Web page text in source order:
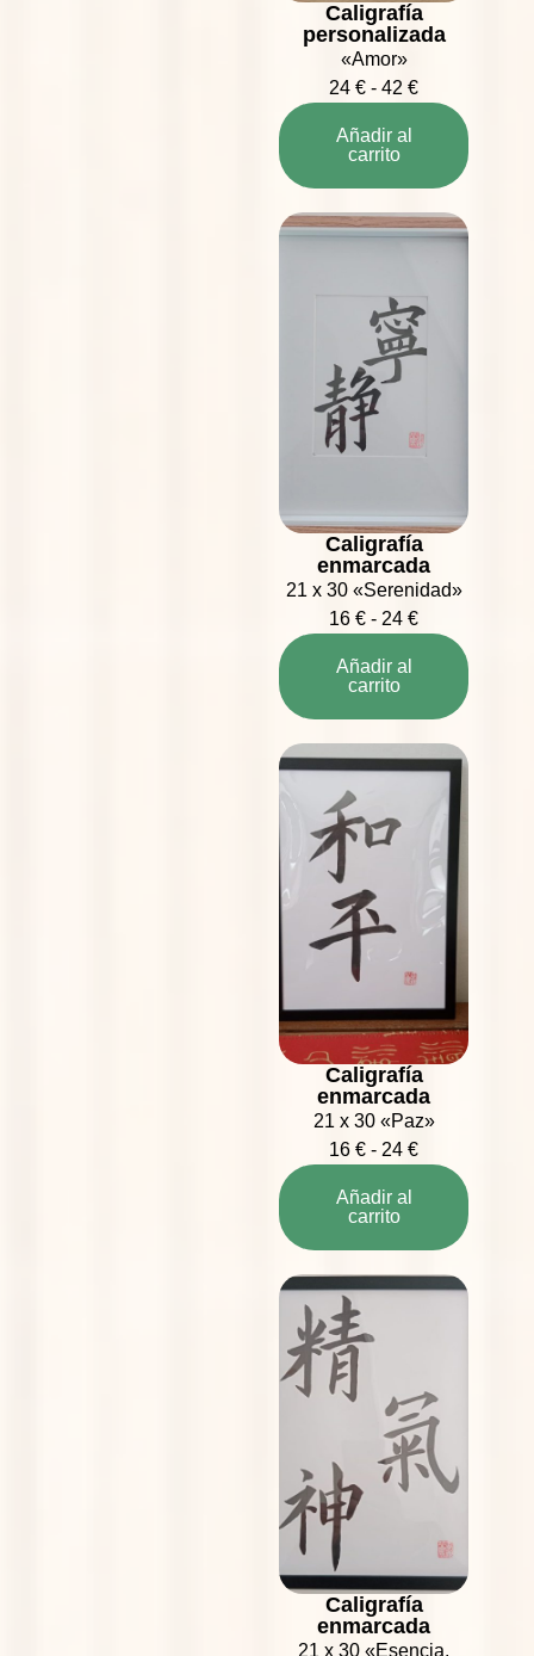
Caligrafía
personalizada
«Amor»
24€ - 42€
Añadir al
carrito
Caligrafía
enmarcada
21 x 30 «Serenidad»
16€ - 24€
Añadir al
carrito
Caligrafía
enmarcada
21 x 30 «Paz»
16€ - 24€
Añadir al
carrito
Caligrafía
enmarcada
21 x 30 «Esencia,